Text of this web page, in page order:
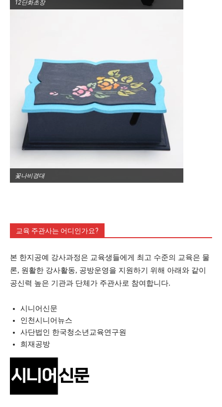
12단화초장
꽃나비경대
교육 주관사는 어디인가요?
본 한지공예 강사과정은 교육생들에게 최고 수준의 교육은 물
론, 원활한 강사활동, 공방운영을 지원하기 위해 아래와 같이
공신력 높은 기관과 단체가 주관사로 참여합니다.
시니어신문
인천시니어뉴스
사단법인 한국청소년교육연구원
희재공방